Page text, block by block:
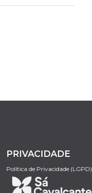
PRIVACIDADE
Política de Privacidade (LGPD)